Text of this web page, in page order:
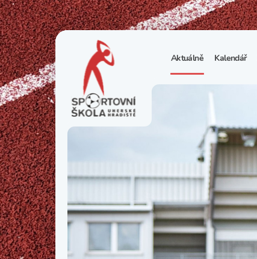
Aktuálně Kalendář